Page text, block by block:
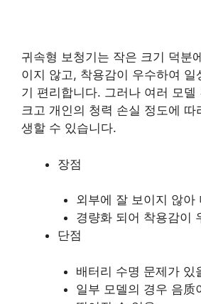
귀속형 보청기는 작은 크기 덕분
이지 않고, 착용감이 우수하여 일
기 편리합니다. 그러나 여러 모델
크고 개인의 청력 손실 정도에 따
생할 수 있습니다.
장점
외부에 잘 보이지 않아
경량화 되어 착용감이
단점
배터리 수명 문제가 있
일부 모델의 경우 음质